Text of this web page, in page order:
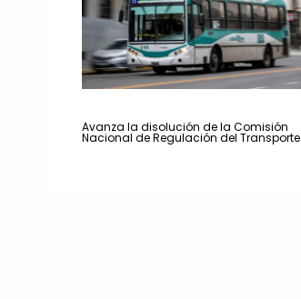
Avanza la disolución de la Comisión
Nacional de Regulación del Transporte